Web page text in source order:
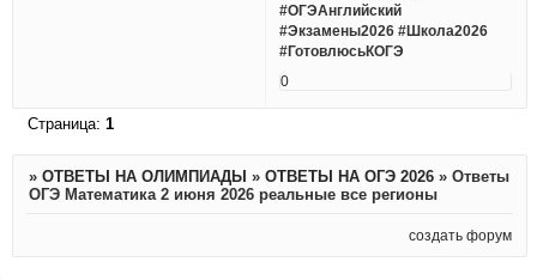
#ОГЭАнглийский
#Экзамены2026 #Школа2026
#ГотовлюсьКОГЭ
0
Страница: 1
» ОТВЕТЫ НА ОЛИМПИАДЫ » ОТВЕТЫ НА ОГЭ 2026 » Ответы
ОГЭ Математика 2 июня 2026 реальные все регионы
создать форум